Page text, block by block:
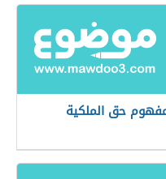
حق الملكية